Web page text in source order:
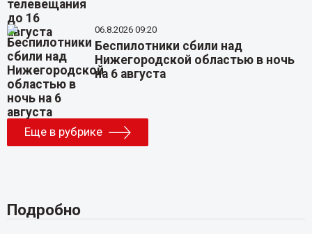
06.8.2026 09:20
Беспилотники сбили над
Нижегородской областью в ночь
на 6 августа
Еще в рубрике
Подробно